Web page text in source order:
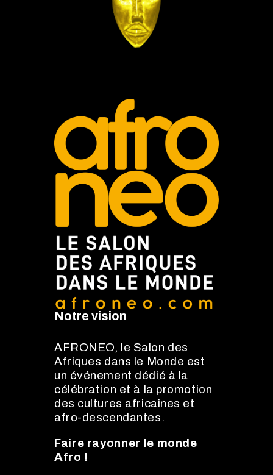
Notre vision
AFRONEO, le Salon des
Afriques dans le Monde est
un événement dédié à la
célébration et à la promotion
des cultures africaines et
afro-descendantes.
Faire rayonner le monde
Afro !